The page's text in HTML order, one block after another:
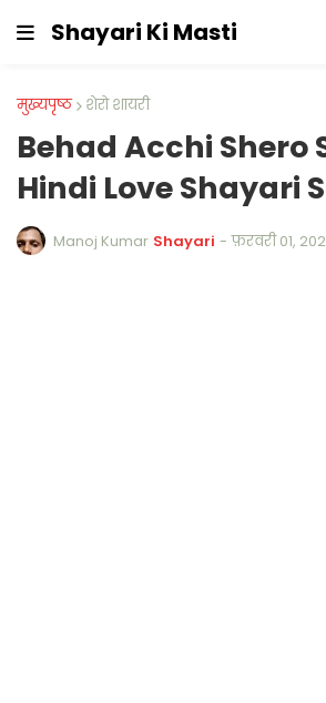
Shayari Ki Masti
मुख्यपृष्ठ शेरो शायरी
Behad Acchi Shero
Hindi Love Shayari
Manoj Kumar Shayari - फ़रवरी 01,